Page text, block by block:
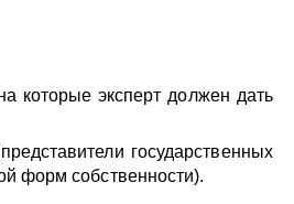
которые эксперт должен дать
государственных
форм собственности).